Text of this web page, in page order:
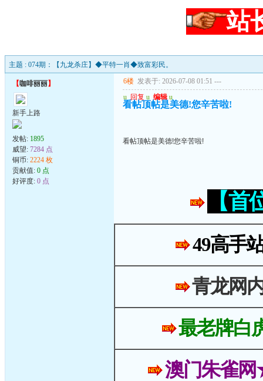
站
主题 : 074期：【九龙杀庄】◆平特一肖◆致富彩民。
【咖啡丽丽】
新手上路
发帖: 1895
威望: 7284 点
铜币: 2224 枚
贡献值: 0 点
好评度: 0 点
6楼 发表于: 2026-07-08 01:51 ---
u 回复 u 编辑 u
看帖顶帖是美德!您辛苦啦!
看帖顶帖是美德!您辛苦啦!
【
49高手
青龙网
最老牌白
澳门朱雀